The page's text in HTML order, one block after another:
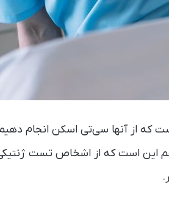
از آنها سی‌تی اسکن انجام
است که از اشخاص تست ژنتیکی